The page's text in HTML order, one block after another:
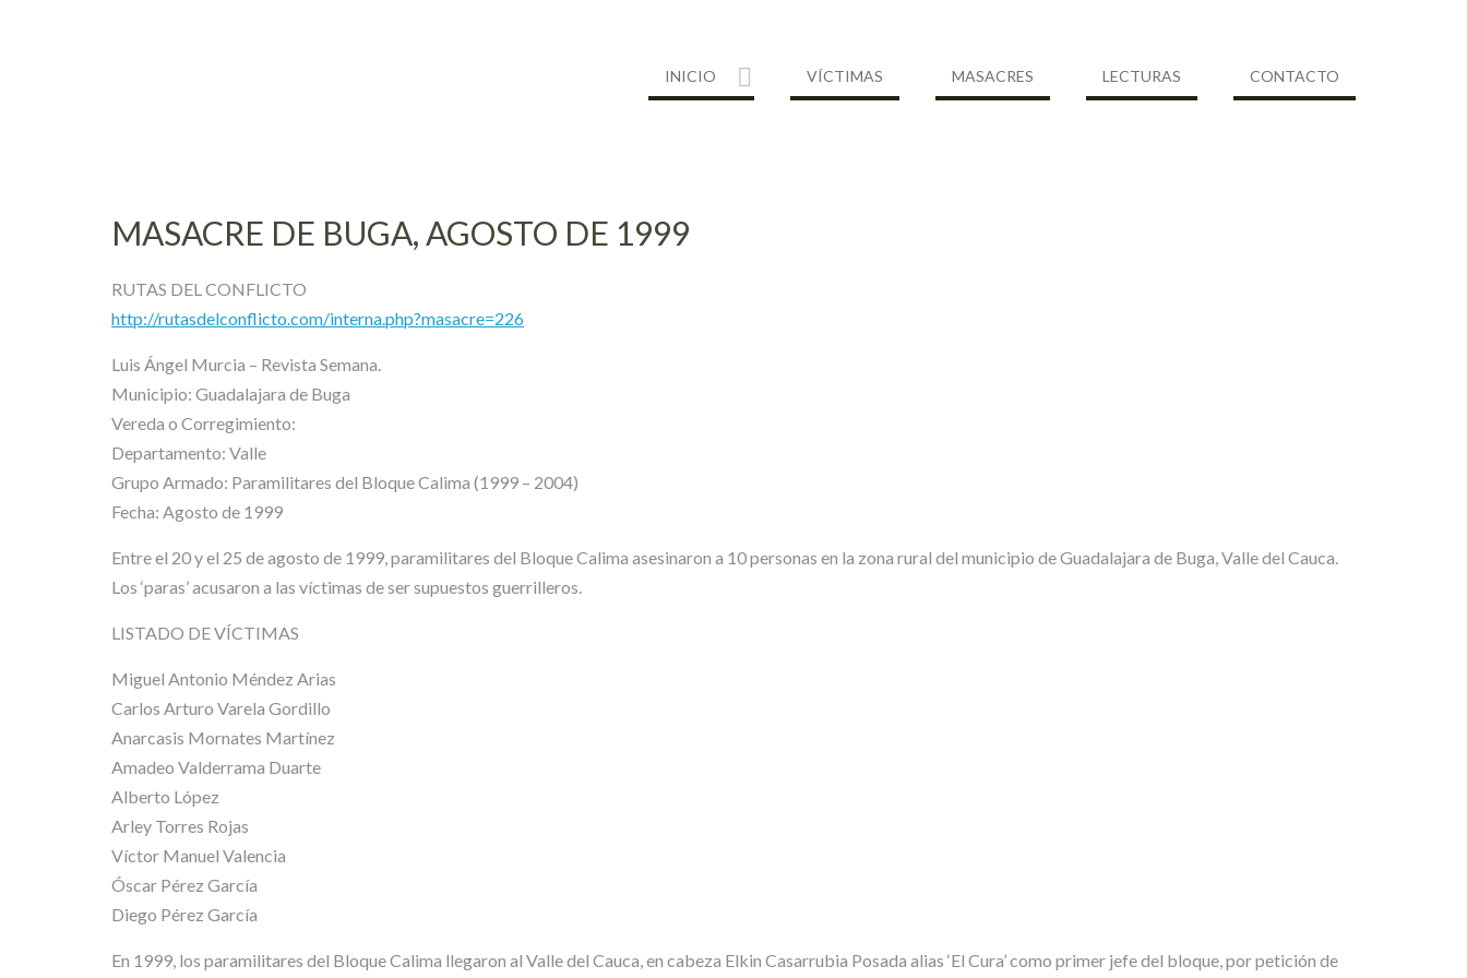
INICIO VÍCTIMAS MASACRES LECTURAS CONTACTO
MASACRE DE BUGA, AGOSTO DE 1999
RUTAS DEL CONFLICTO
http://rutasdelconflicto.com/interna.php?masacre=226
Luis Ángel Murcia – Revista Semana.
Municipio: Guadalajara de Buga
Vereda o Corregimiento:
Departamento: Valle
Grupo Armado: Paramilitares del Bloque Calima (1999 – 2004)
Fecha: Agosto de 1999
Entre el 20 y el 25 de agosto de 1999, paramilitares del Bloque Calima asesinaron a 10 personas en la zona rural del municipio de Guadalajara de Buga, Valle del Cauca.
Los ‘paras’ acusaron a las víctimas de ser supuestos guerrilleros.
LISTADO DE VÍCTIMAS
Miguel Antonio Méndez Arias
Carlos Arturo Varela Gordillo
Anarcasis Mornates Martínez
Amadeo Valderrama Duarte
Alberto López
Arley Torres Rojas
Víctor Manuel Valencia
Óscar Pérez García
Diego Pérez García
En 1999, los paramilitares del Bloque Calima llegaron al Valle del Cauca, en cabeza Elkin Casarrubia Posada alias ‘El Cura’ como primer jefe del bloque, por petición de